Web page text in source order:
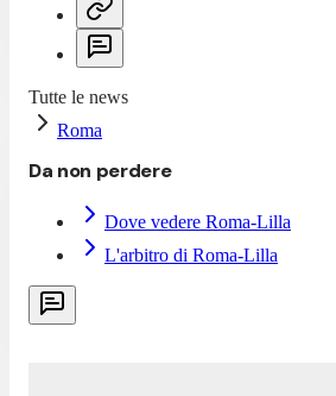
Tutte le news
Roma
Da non perdere
Dove vedere Roma-Lilla
L'arbitro di Roma-Lilla